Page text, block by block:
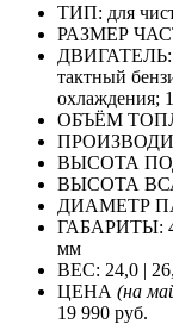
ТИП: для
РАЗМЕР
ДВИГАТЕЛЬ:
тактный
охлаждения;
ОБЪЁМ
ВЫСОТА
ВЫСОТА
ДИАМЕТР
ГАБАРИТЫ:
мм
ВЕС: 24,0 |
ЦЕНА (на
19 990 руб.